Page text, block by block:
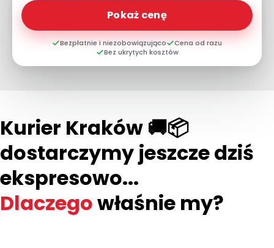
Pokaż cenę
Bezpłatnie i niezobowiązująco
Cena od razu
Bez ukrytych kosztów
Kurier Kraków 🚚📦
dostarczymy jeszcze dziś
ekspresowo...
Dlaczegowłaśnie my?